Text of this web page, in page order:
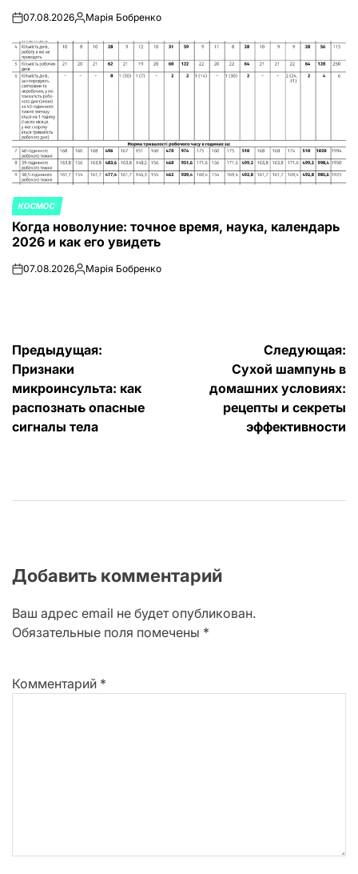
on07.08.2026Запись
Марія Бобренко
ОПУБЛИКОВАНО
В
КОСМОС
Когда новолуние: точное время, наука, календарь
2026 и как его увидеть
on07.08.2026Запись
Марія Бобренко
Навигация
по
записям
Предыдущая:
Признаки
микроинсульта: как
распознать опасные
сигналы тела
Следующая:
Сухой шампунь в
домашних условиях:
рецепты и секреты
эффективности
Добавить комментарий
Ваш адрес email не будет опубликован.
Обязательные поля помечены *
Комментарий *